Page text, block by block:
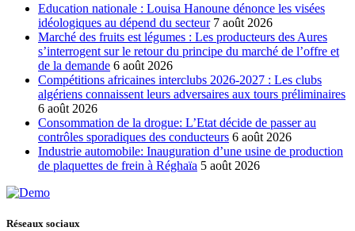
Education nationale : Louisa Hanoune dénonce les visées
idéologiques au dépend du secteur 7 août 2026
Marché des fruits est légumes : Les producteurs des Aures
s’interrogent sur le retour du principe du marché de l’offre et
de la demande 6 août 2026
Compétitions africaines interclubs 2026-2027 : Les clubs
algériens connaissent leurs adversaires aux tours préliminaires
6 août 2026
Consommation de la drogue: L’Etat décide de passer au
contrôles sporadiques des conducteurs 6 août 2026
Industrie automobile: Inauguration d’une usine de production
de plaquettes de frein à Réghaïa 5 août 2026
Réseaux sociaux